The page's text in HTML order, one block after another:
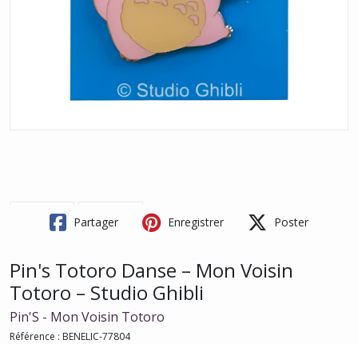
Partager Enregistrer Poster
Pin's Totoro Danse – Mon Voisin
Totoro – Studio Ghibli
Pin'S - Mon Voisin Totoro
Référence : BENELIC-77804